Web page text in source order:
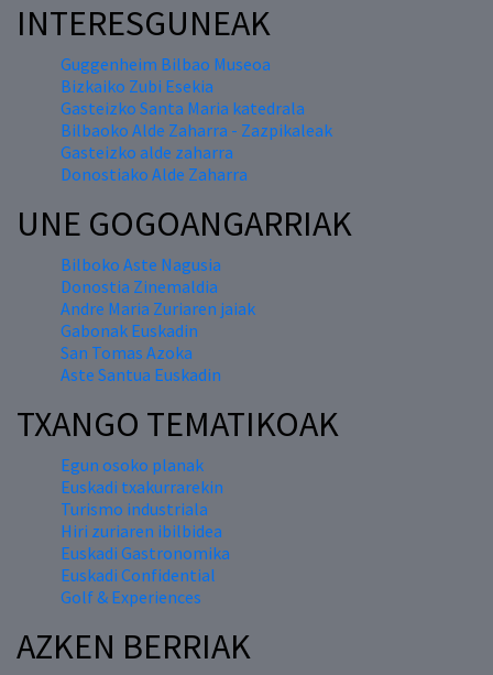
INTERESGUNEAK
Guggenheim Bilbao Museoa
Bizkaiko Zubi Esekia
Gasteizko Santa Maria katedrala
Bilbaoko Alde Zaharra - Zazpikaleak
Gasteizko alde zaharra
Donostiako Alde Zaharra
UNE GOGOANGARRIAK
Bilboko Aste Nagusia
Donostia Zinemaldia
Andre Maria Zuriaren jaiak
Gabonak Euskadin
San Tomas Azoka
Aste Santua Euskadin
TXANGO TEMATIKOAK
Egun osoko planak
Euskadi txakurrarekin
Turismo industriala
Hiri zuriaren ibilbidea
Euskadi Gastronomika
Euskadi Confidential
Golf & Experiences
AZKEN BERRIAK